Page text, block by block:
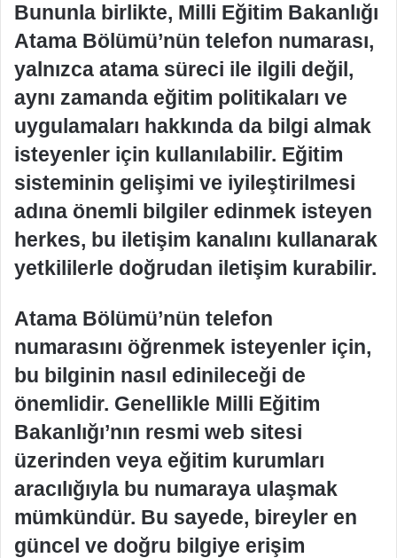
Bununla birlikte, Milli Eğitim Bakanlığı
Atama Bölümü’nün telefon numarası,
yalnızca atama süreci ile ilgili değil,
aynı zamanda eğitim politikaları ve
uygulamaları hakkında da bilgi almak
isteyenler için kullanılabilir. Eğitim
sisteminin gelişimi ve iyileştirilmesi
adına önemli bilgiler edinmek isteyen
herkes, bu iletişim kanalını kullanarak
yetkililerle doğrudan iletişim kurabilir.
Atama Bölümü’nün telefon
numarasını öğrenmek isteyenler için,
bu bilginin nasıl edinileceği de
önemlidir. Genellikle Milli Eğitim
Bakanlığı’nın resmi web sitesi
üzerinden veya eğitim kurumları
aracılığıyla bu numaraya ulaşmak
mümkündür. Bu sayede, bireyler en
güncel ve doğru bilgiye erişim